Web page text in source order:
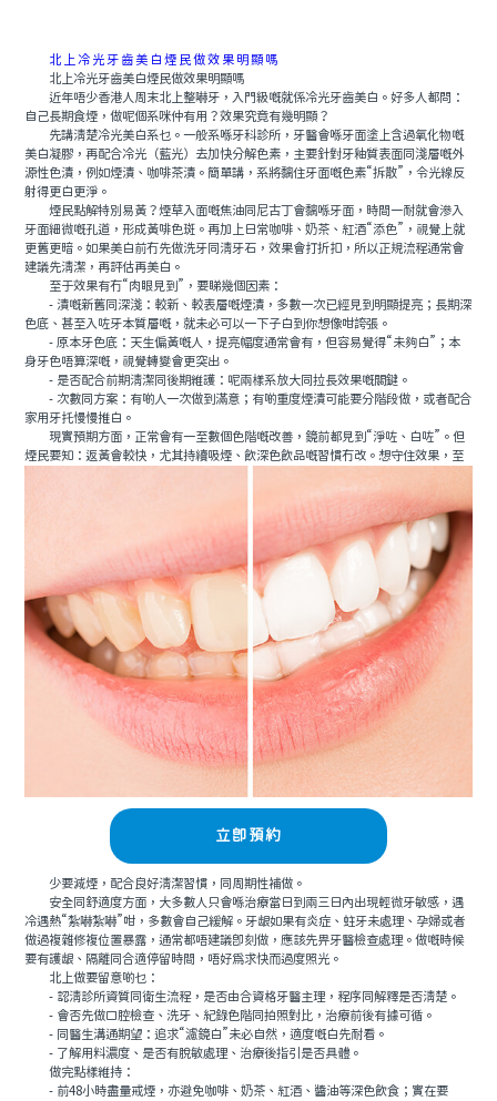
北上冷光牙齒美白煙民做效果明顯嗎
北上冷光牙齒美白煙民做效果明顯嗎
近年唔少香港人周末北上整嚇牙，入門級嘅就係冷光牙齒美白。好多人都問：
自己長期食煙，做呢個系咪仲有用？效果究竟有幾明顯？
先講清楚冷光美白系乜。一般系喺牙科診所，牙醫會喺牙面塗上含過氧化物嘅
美白凝膠，再配合冷光（藍光）去加快分解色素，主要針對牙釉質表面同淺層嘅外
源性色漬，例如煙漬、咖啡茶漬。簡單講，系將黐住牙面嘅色素“拆散”，令光線反
射得更白更淨。
煙民點解特別易黃？煙草入面嘅焦油同尼古丁會黐喺牙面，時間一耐就會滲入
牙面細微嘅孔道，形成黃啡色斑。再加上日常咖啡、奶茶、紅酒“添色”，視覺上就
更舊更暗。如果美白前冇先做洗牙同清牙石，效果會打折扣，所以正規流程通常會
建議先清潔，再評估再美白。
至于效果有冇“肉眼見到”，要睇幾個因素：
- 漬嘅新舊同深淺：較新、較表層嘅煙漬，多數一次已經見到明顯提亮；長期深
色底、甚至入咗牙本質層嘅，就未必可以一下子白到你想像咁誇張。
- 原本牙色底：天生偏黃嘅人，提亮幅度通常會有，但容易覺得“未夠白”；本
身牙色唔算深嘅，視覺轉變會更突出。
- 是否配合前期清潔同後期維護：呢兩樣系放大同拉長效果嘅關鍵。
- 次數同方案：有啲人一次做到滿意；有啲重度煙漬可能要分階段做，或者配合
家用牙托慢慢推白。
現實預期方面，正常會有一至數個色階嘅改善，鏡前都見到“淨咗、白咗”。但
煙民要知：返黃會較快，尤其持續吸煙、飲深色飲品嘅習慣冇改。想守住效果，至
立即預約
少要減煙，配合良好清潔習慣，同周期性補做。
安全同舒適度方面，大多數人只會喺治療當日到兩三日內出現輕微牙敏感，遇
冷遇熱“紮嚇紮嚇”咁，多數會自己緩解。牙龈如果有炎症、蛀牙未處理、孕婦或者
做過複雜修複位置暴露，通常都唔建議即刻做，應該先畀牙醫檢查處理。做嘅時候
要有護龈、隔離同合適停留時間，唔好爲求快而過度照光。
北上做要留意啲乜：
- 認清診所資質同衛生流程，是否由合資格牙醫主理，程序同解釋是否清楚。
- 會否先做口腔檢查、洗牙、紀錄色階同拍照對比，治療前後有據可循。
- 同醫生溝通期望：追求“濾鏡白”未必自然，適度嘅白先耐看。
- 了解用料濃度、是否有脫敏處理、治療後指引是否具體。
做完點樣維持：
- 前48小時盡量戒煙，亦避免咖啡、奶茶、紅酒、醬油等深色飲食；實在要